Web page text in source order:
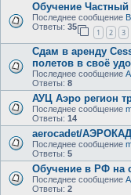
Обучение
Последнее сообщение
Ответы: 35
1 2 3
Сдам в аренду
полетов в своё
Последнее сообщение
Ответы: 8
АУЦ Аэро регион
Последнее сообщение
Ответы: 14
aerocadet/
Последнее сообщение
Ответы: 5
Обучение в РФ на
Последнее сообщение
Ответы: 2